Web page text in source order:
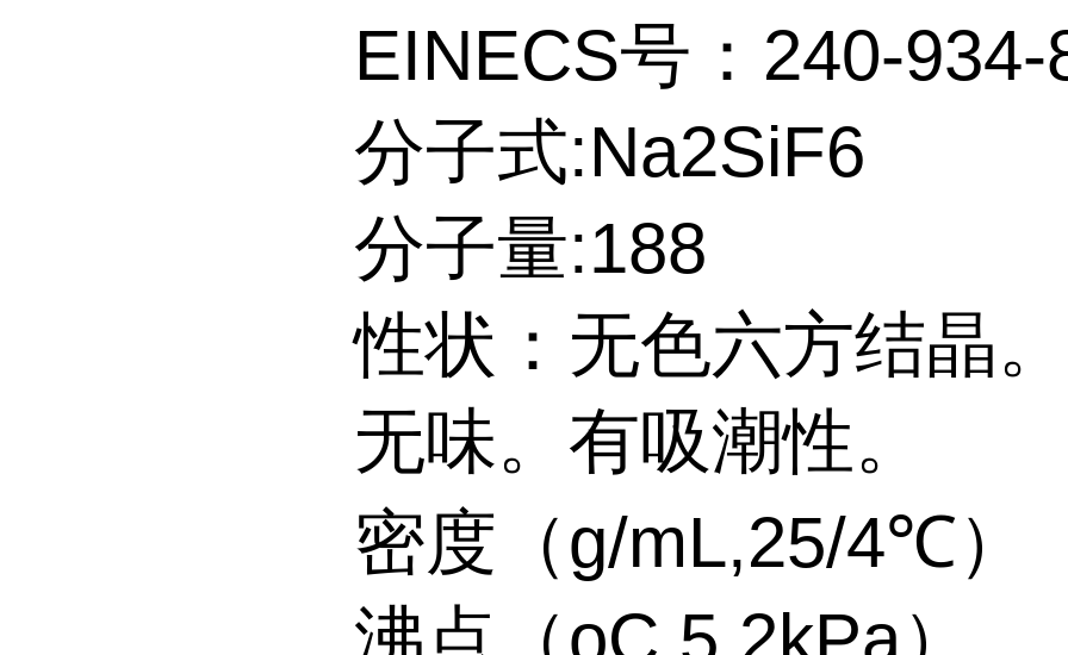
EINECS号：240-934-
分子式:Na2SiF6
分子量:188
性状：无色六方结晶
无味。有吸潮性。
密度（g/mL,25/4℃）
沸点（oC,5.2kPa）